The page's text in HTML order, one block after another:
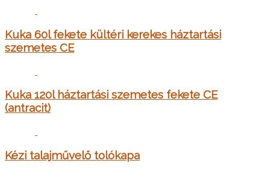
Kuka 60l fekete kültéri kerekes háztartási
szemetes CE
Kuka 120l háztartási szemetes fekete CE
(antracit)
Kézi talajművelő tolókapa